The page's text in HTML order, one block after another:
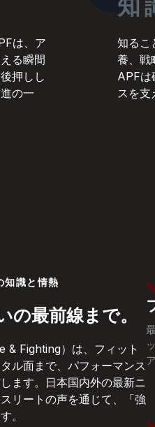
は、ア
る瞬間
押しし
の一
知るこ
養、戦
APFは
スを支
知識と情熱
の最前線まで。
Fighting）は、フィット
ル面まで、パフォーマンス
ます。日本国内外の最新ニ
リートの声を通じて、「強
。